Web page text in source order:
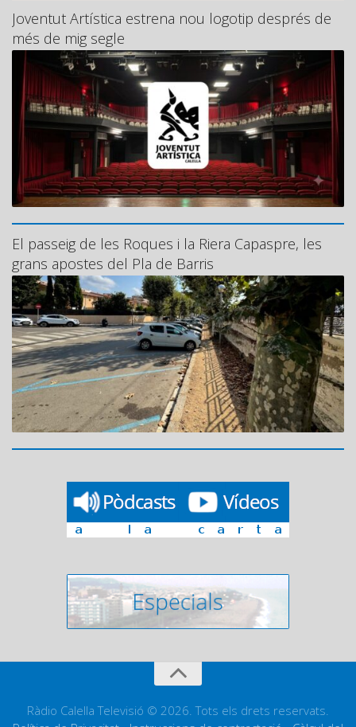
Joventut Artística estrena nou logotip després de
més de mig segle
El passeig de les Roques i la Riera Capaspre, les
grans apostes del Pla de Barris
Ràdio Calella Televisió © 2026. Tots els drets reservats.